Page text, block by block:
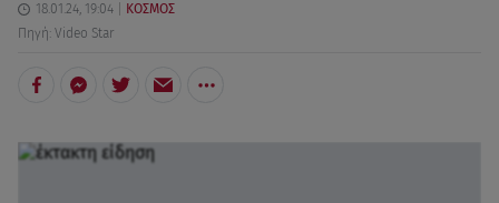
18.01.24, 19:04
ΚΟΣΜΟΣ
Πηγή: Video Star